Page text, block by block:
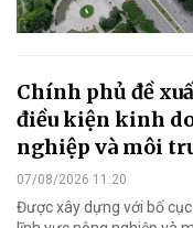
Chính phủ đề
điều kiện kinh
nghiệp và môi
07/08/2026 11:20
Được xây dựng với bố